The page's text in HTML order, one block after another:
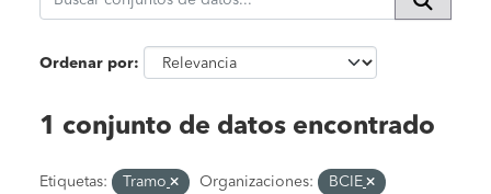
Ordenar por
1 conjunto de datos encontrado
Etiquetas: Tramo Organizaciones: BCIE